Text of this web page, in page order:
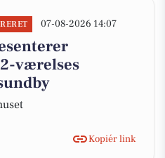
07-08-2026 14:07
værelses
Kopiér link